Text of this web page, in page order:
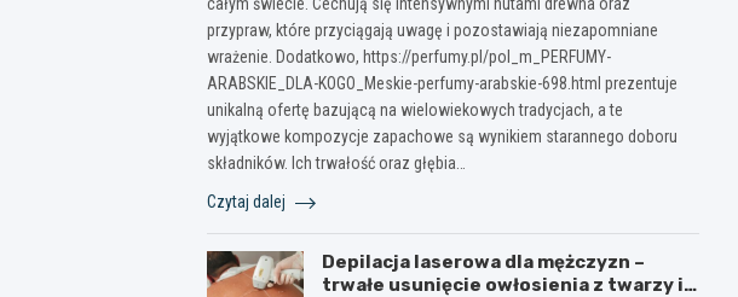
przypraw, które przyciągają uwagę i pozostawiają niezapomniane
wrażenie. Dodatkowo, https://perfumy.pl/pol_m_PERFUMY-
ARABSKIE_DLA-KOGO_Meskie-perfumy-arabskie-698.html prezentuje
unikalną ofertę bazującą na wielowiekowych tradycjach, a te
wyjątkowe kompozycje zapachowe są wynikiem starannego doboru
składników. Ich trwałość oraz głębia…
Czytaj dalej
Depilacja laserowa dla mężczyzn –
trwałe usunięcie owłosienia z twarzy i